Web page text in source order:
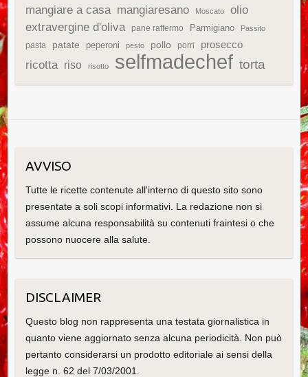
mangiare a casa mangiaresano Moscato
olio
extravergine d'oliva
pane raffermo Parmigiano Passito
pasta patate peperoni pesto pollo porri prosecco
ricotta riso risotto selfmadechef torta
AVVISO
Tutte le ricette contenute all'interno di questo sito sono
presentate a soli scopi informativi. La redazione non si
assume alcuna responsabilità su contenuti fraintesi o che
possono nuocere alla salute.
DISCLAIMER
Questo blog non rappresenta una testata giornalistica in
quanto viene aggiornato senza alcuna periodicità. Non può
pertanto considerarsi un prodotto editoriale ai sensi della
legge n. 62 del 7/03/2001.